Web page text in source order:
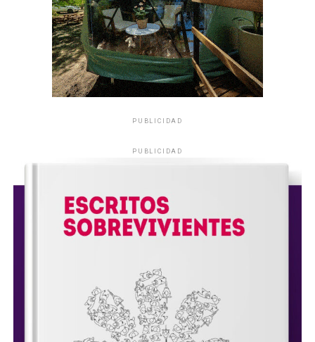
PUBLICIDAD
PUBLICIDAD